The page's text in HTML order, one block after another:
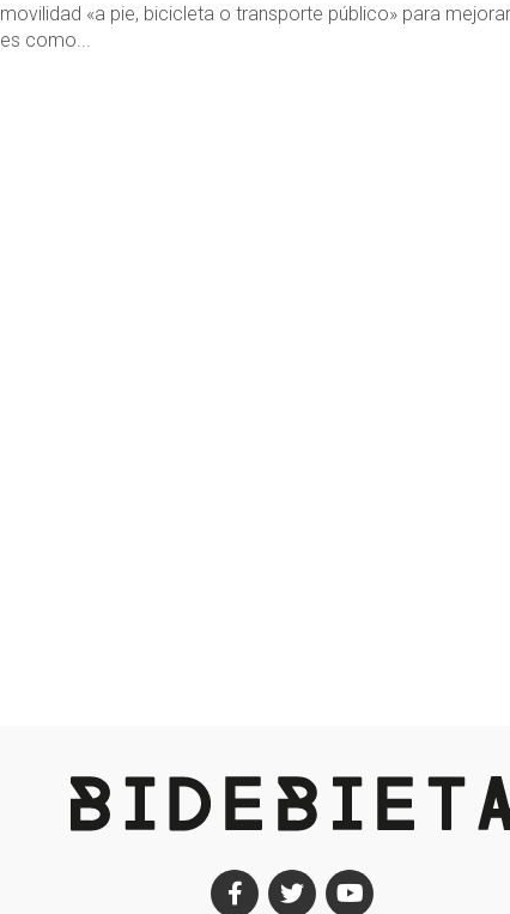
«a pie, bicicleta o transporte público» para
como...